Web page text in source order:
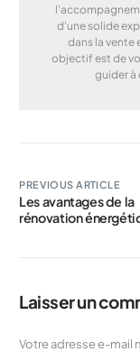
d'une solide
dans la vente
objectif est de
guider à
PREVIOUS ARTICLE
Les avantages de la
rénovation
Laisser un
Votre adresse e-mail